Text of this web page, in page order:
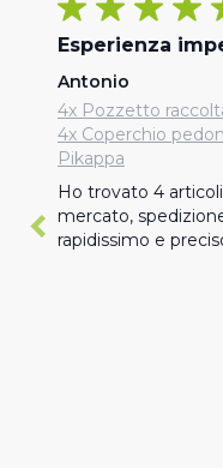
Esperienza
Antonio
4x Pozzetto
4x Coperchio
Pikappa
Ho trovato 4
mercato,
rapidissimo e